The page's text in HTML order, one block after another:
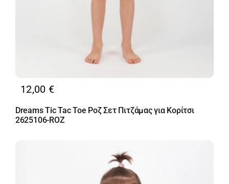
12,00 €
Dreams Tic Tac Toe Ροζ Σετ Πιτζάμας για Κορίτσι
2625106-ROZ